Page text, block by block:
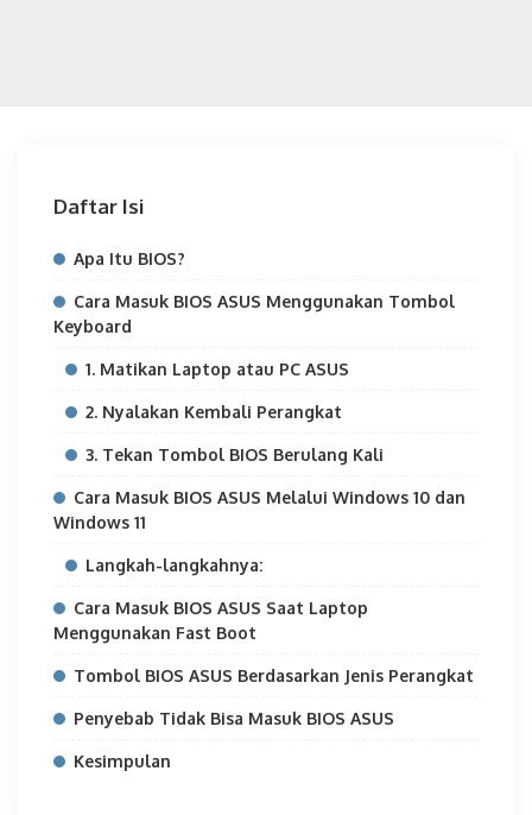
Daftar Isi
Apa Itu BIOS?
Cara Masuk BIOS ASUS Menggunakan Tombol
Keyboard
1. Matikan Laptop atau PC ASUS
2. Nyalakan Kembali Perangkat
3. Tekan Tombol BIOS Berulang Kali
Cara Masuk BIOS ASUS Melalui Windows 10 dan
Windows 11
Langkah-langkahnya:
Cara Masuk BIOS ASUS Saat Laptop
Menggunakan Fast Boot
Tombol BIOS ASUS Berdasarkan Jenis Perangkat
Penyebab Tidak Bisa Masuk BIOS ASUS
Kesimpulan